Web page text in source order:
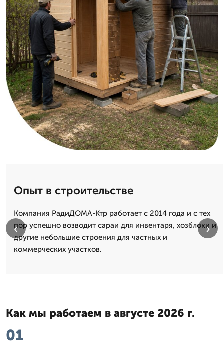
Опыт в строительстве
Компания РадиДОМА-Ктр работает с 2014 года и с тех
пор успешно возводит сараи для инвентаря, хозблоки и
другие небольшие строения для частных и
коммерческих участков.
‹ ›
Как мы работаем в августе 2026 г.
01